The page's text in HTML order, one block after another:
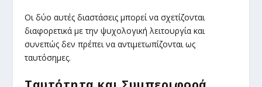
Οι δύο αυτές διαστάσεις μπορεί να σχετίζονται
διαφορετικά με την ψυχολογική λειτουργία και
συνεπώς δεν πρέπει να αντιμετωπίζονται ως
ταυτόσημες.